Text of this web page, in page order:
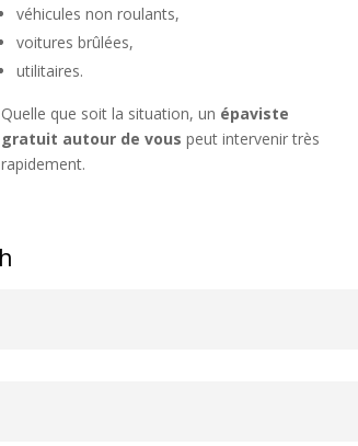
véhicules non roulants,
voitures brûlées,
utilitaires.
Quelle que soit la situation, un épaviste
gratuit autour de vous peut intervenir très
rapidement.